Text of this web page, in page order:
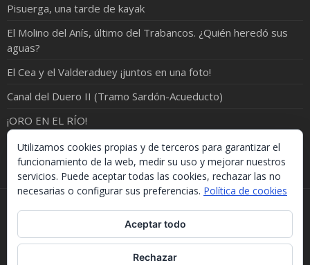
Pisuerga, una tarde de kayak
El Molino del Anís, último del Trabancos. ¿Quién heredó sus
aguas?
El Cea y el Valderaduey ¡juntos en una foto!
Canal del Duero II (Tramo Sardón-Acueducto)
¡ORO EN EL RÍO!
Valle de Valsaín: por donde se hace el Eresma
Si necesitas algo de este blog puedes cogerlo, lo único
que te pido es que menciones la procedencia. Gracias.
Should you need something from this blog, just take it.
The only thing I'd ask you is to mention this site. Many
Utilizamos cookies propias y de terceros para garantizar el
funcionamiento de la web, medir su uso y mejorar nuestros
servicios. Puede aceptar todas las cookies, rechazar las no
necesarias o configurar sus preferencias. Política de cookies
Aceptar todo
Rechazar